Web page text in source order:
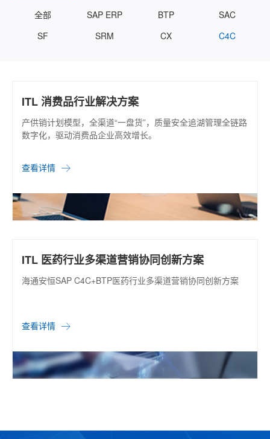
全部 SAP ERP BTP
SAC
SF
SRM CX C4C
ITL 消费品行业解决方案
产供销计划模型，全渠道“一盘货”，质量安全追湖管理全链路
数字化，驱动消费品企业高效增长。
查看详情
ITL 医药行业多渠道营销协同创新方案
海通安恒SAP C4C+BTP医药行业多渠道营销协同创新方案
查看详情